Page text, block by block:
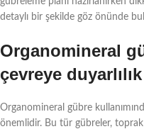
detaylı bir şekilde göz önünde
Organomineral
çevreye duyarlılık
Organomineral gübre
önemlidir. Bu tür gübreler,